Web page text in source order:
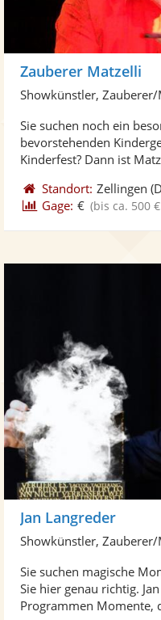
Zauberer Matzelli
Showkünstler,
Sie suchen noch ein
bevorstehenden
Kinderfest? Dann ist
Standort: Zellingen
Gage: € (bis ca. 500
Jan Langreder
Showkünstler,
Sie suchen magische
Sie hier genau richtig.
Programmen Momente,